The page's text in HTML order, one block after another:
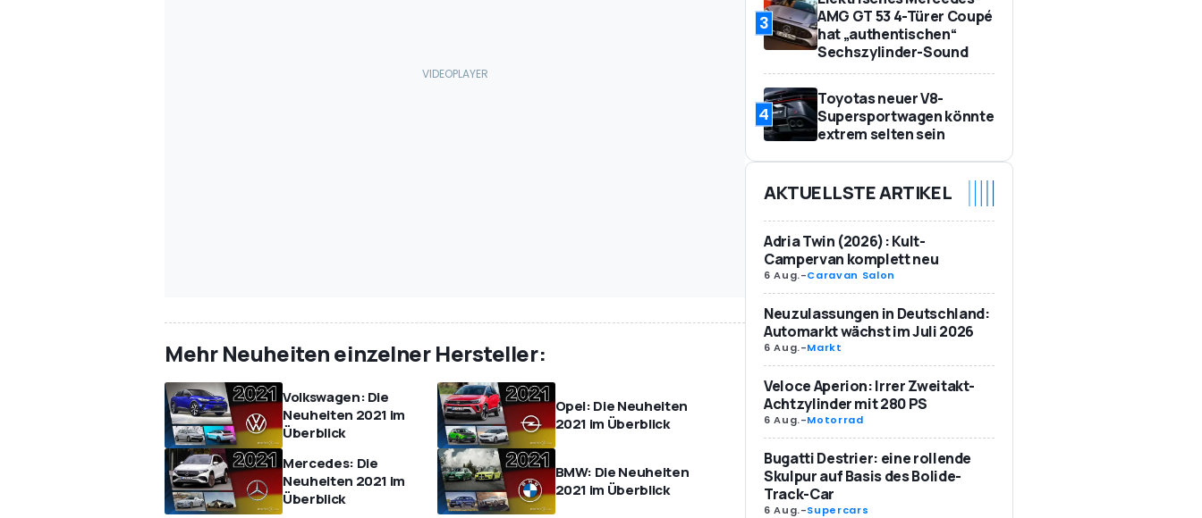
Mehr Neuheiten einzelner Hersteller:
Volkswagen: Die
Neuheiten 2021 im
Überblick
Opel: Die Neuheiten
2021 im Überblick
Mercedes: Die
Neuheiten 2021 im
Überblick
BMW: Die Neuheiten
2021 im Überblick
3
AMG GT 53 4-Türer Coupé
hat „authentischen“
Sechszylinder-Sound
4
Toyotas neuer V8-
Supersportwagen könnte
extrem selten sein
AKTUELLSTE ARTIKEL
Adria Twin (2026): Kult-
Campervan komplett neu
6 Aug.-Caravan Salon
Neuzulassungen in Deutschland:
Automarkt wächst im Juli 2026
6 Aug.-Markt
Veloce Aperion: Irrer Zweitakt-
Achtzylinder mit 280 PS
6 Aug.-Motorrad
Bugatti Destrier: eine rollende
Skulpur auf Basis des Bolide-
Track-Car
6 Aug.-Supercars